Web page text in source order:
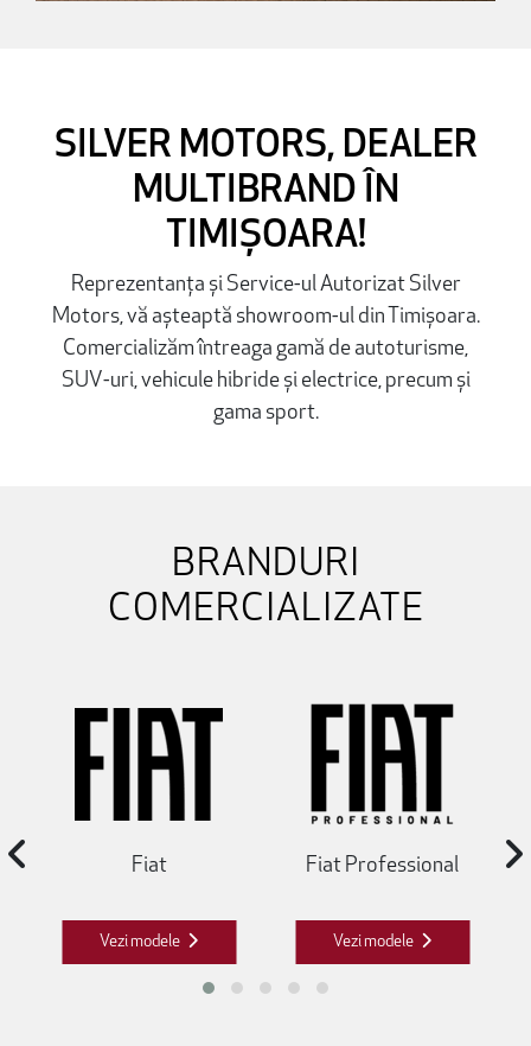
SILVER MOTORS, DEALER
MULTIBRAND ÎN
TIMIȘOARA!
Reprezentanța și Service-ul Autorizat Silver
Motors, vă așteaptă showroom-ul din Timișoara.
Comercializăm întreaga gamă de autoturisme,
SUV-uri, vehicule hibride și electrice, precum și
gama sport.
BRANDURI
COMERCIALIZATE
Fiat
Vezi modele
Fiat Professional
Vezi modele